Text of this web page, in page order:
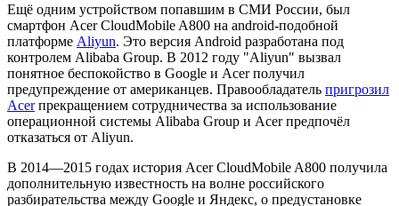
Ещё одним устройством попавшим в СМИ России, был
смартфон Acer CloudMobile A800 на android-подобной
платформе Aliyun. Это версия Android разработана под
контролем Alibaba Group. В 2012 году "Aliyun" вызвал
понятное беспокойство в Google и Acer получил
предупреждение от американцев. Правообладатель пригрозил
Acerпрекращением сотрудничества за использование
операционной системы Alibaba Group и Acer предпочёл
отказаться от Aliyun.
В 2014—2015 годах история Acer CloudMobile A800 получила
дополнительную известность на волне российского
разбирательства между Google и Яндекс, о предустановке